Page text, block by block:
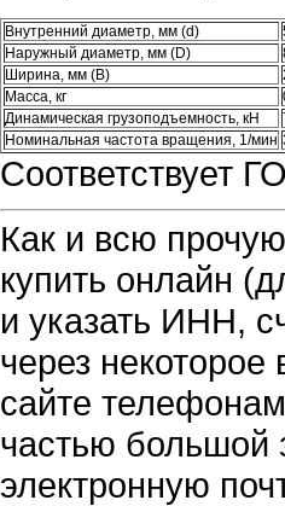
Внутренний диаметр, мм (d)
Наружный диаметр, мм (D)
Ширина, мм (B)
Масса, кг
Динамическая грузоподъемность, кН
Номинальная частота вращения, 1/мин
Соответствует
Как и всю
купить онлайн
и указать ИНН,
через
сайте
частью большой
электронную